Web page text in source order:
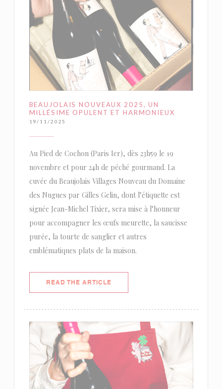
BEAUJOLAIS NOUVEAUX 2025, UN
MILLÉSIME OPULENT ET HARMONIEUX
19/11/2025
Au Pied de Cochon (Paris Ier), dès 23h59 le 19
novembre et pour 24h de péché gourmand. La
cuvée du Beaujolais Villages Nouveau du Domaine
des Nugues par Gilles Gelin, dont l’étiquette est
signée Jean-Michel Tixier, sera mise à l’honneur
pour accompagner les œufs meurette, la saucisse
purée, la tourte de sanglier et autres
emblématiques plats de la maison.
READ THE ARTICLE((OPENS IN A NEW WINDOW))